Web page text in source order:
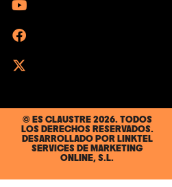
© ES CLAUSTRE 2026. TODOS
LOS DERECHOS RESERVADOS.
DESARROLLADO POR LINKTEL
SERVICES DE MARKETING
ONLINE, S.L.